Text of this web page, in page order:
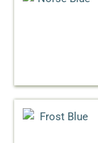
la